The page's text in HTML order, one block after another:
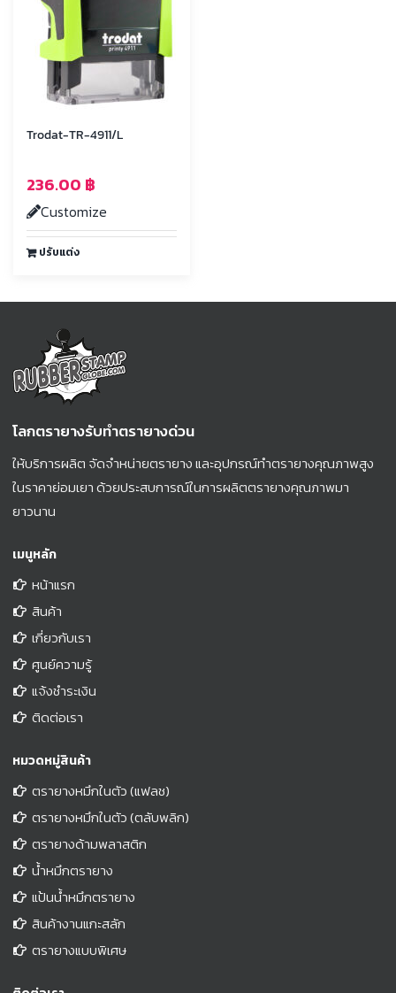
Trodat-TR-4911/L
236.00 ฿
Customize
ปรับแต่ง
โลกตรายางรับทำตรายางด่วน
ให้บริการผลิต จัดจำหน่ายตรายาง และอุปกรณ์ทำตรายางคุณภาพสูง
ในราคาย่อมเยา ด้วยประสบการณ์ในการผลิตตรายางคุณภาพมา
ยาวนาน
เมนูหลัก
หน้าแรก
สินค้า
เกี่ยวกับเรา
ศูนย์ความรู้
แจ้งชำระเงิน
ติดต่อเรา
หมวดหมู่สินค้า
ตรายางหมึกในตัว (แฟลช)
ตรายางหมึกในตัว (ตลับพลิก)
ตรายางด้ามพลาสติก
น้ำหมึกตรายาง
แป้นน้ำหมึกตรายาง
สินค้างานแกะสลัก
ตรายางแบบพิเศษ